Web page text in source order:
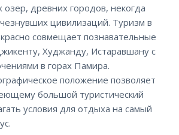
озер, древних городов, некогда
цивилизаций. Туризм в
совмещает познавательные
Худжанду, Истаравшану с
в горах Памира.
положение позволяет
большой туристический
условия для отдыха на самый